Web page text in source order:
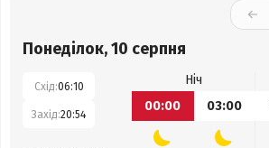
Понеділок, 10 серпня
Схід:06:10
Захід:20:54
Ніч
00:00
03:00